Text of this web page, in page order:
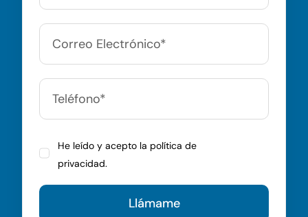
He leído y acepto la política de
privacidad.
Llámame